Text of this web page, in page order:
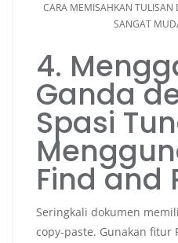
CARA MEMISAHKAN TULISAN
SANGAT
4.
Ganda
Spasi
Find and
Seringkali dokumen
copy-paste. Gunakan fitur